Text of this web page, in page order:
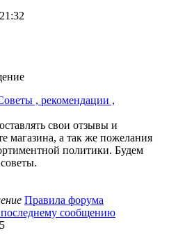
, рекомендации ,
свои отзывы и
магазина, а так же пожелания
политики. Будем
Правила форума
сообщению